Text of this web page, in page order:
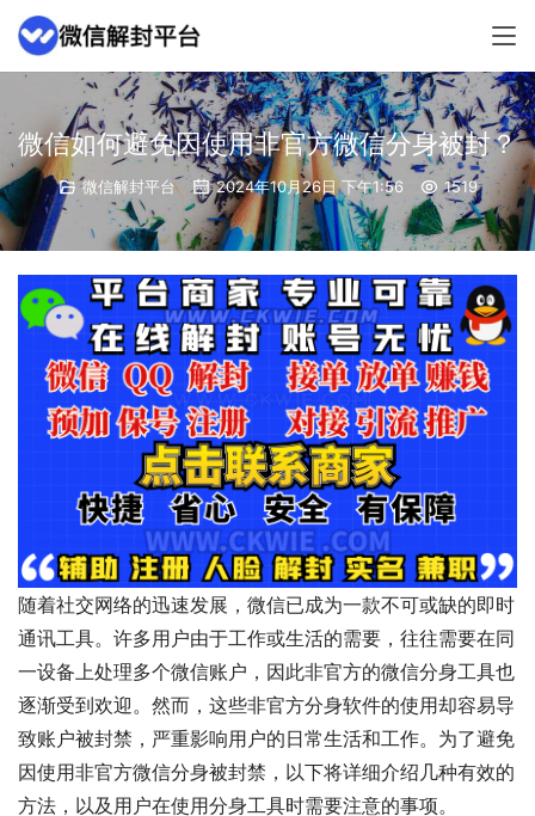
微信如何避免因使用非官方微信分身被封？
微信解封平台 2024年10月26日 下午1:56 1519
随着社交网络的迅速发展，微信已成为一款不可或缺的即时
通讯工具。许多用户由于工作或生活的需要，往往需要在同
一设备上处理多个微信账户，因此非官方的微信分身工具也
逐渐受到欢迎。然而，这些非官方分身软件的使用却容易导
致账户被封禁，严重影响用户的日常生活和工作。为了避免
因使用非官方微信分身被封禁，以下将详细介绍几种有效的
方法，以及用户在使用分身工具时需要注意的事项。